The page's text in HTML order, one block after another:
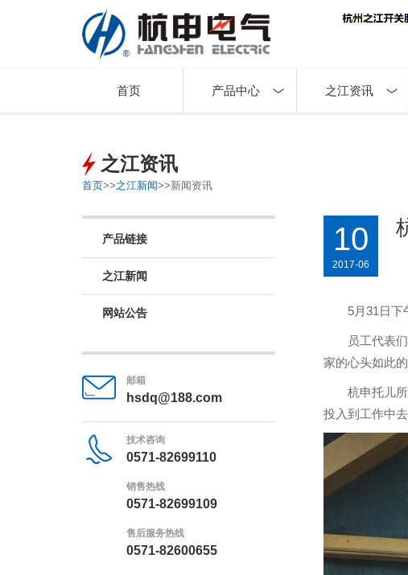
首页 产品中心 之江资讯
之江资讯
首页>>之江新闻>>新闻资讯
产品链接
之江新闻
网站公告
邮箱
hsdq@188.com
技术咨询
0571-82699110
销售热线
0571-82699109
售后服务热线
0571-82600655
10
2017-06
5月31日下
员工代表
家的心头如此
杭申托儿
投入到工作中去